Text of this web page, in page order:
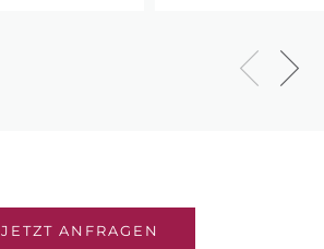
JETZT ANFRAGEN